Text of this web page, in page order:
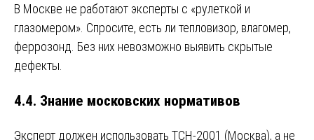
В Москве не работают эксперты с «рулеткой и
глазомером». Спросите, есть ли тепловизор, влагомер,
феррозонд. Без них невозможно выявить скрытые
дефекты.
4.4. Знание московских нормативов
Эксперт должен использовать ТСН-2001 (Москва), а не